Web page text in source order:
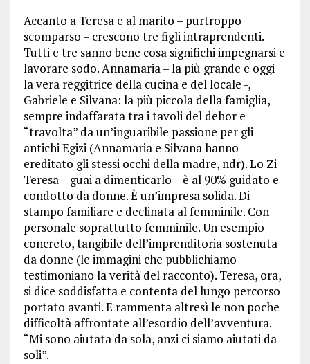
Accanto a Teresa e al marito – purtroppo
scomparso – crescono tre figli intraprendenti.
Tutti e tre sanno bene cosa significhi impegnarsi e
lavorare sodo. Annamaria – la più grande e oggi
la vera reggitrice della cucina e del locale -,
Gabriele e Silvana: la più piccola della famiglia,
sempre indaffarata tra i tavoli del dehor e
“travolta” da un’inguaribile passione per gli
antichi Egizi (Annamaria e Silvana hanno
ereditato gli stessi occhi della madre, ndr). Lo Zi
Teresa – guai a dimenticarlo – è al 90% guidato e
condotto da donne. È un’impresa solida. Di
stampo familiare e declinata al femminile. Con
personale soprattutto femminile. Un esempio
concreto, tangibile dell’imprenditoria sostenuta
da donne (le immagini che pubblichiamo
testimoniano la verità del racconto). Teresa, ora,
si dice soddisfatta e contenta del lungo percorso
portato avanti. E rammenta altresì le non poche
difficoltà affrontate all’esordio dell’avventura.
“Mi sono aiutata da sola, anzi ci siamo aiutati da
soli”.